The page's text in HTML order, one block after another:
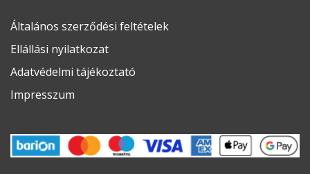
Általános szerződési feltételek
Ellállási nyilatkozat
Adatvédelmi tájékoztató
Impresszum